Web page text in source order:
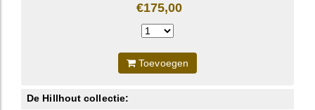
€175,00
Toevoegen
De Hillhout collectie: